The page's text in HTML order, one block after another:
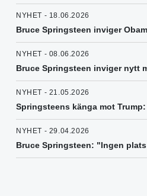
NYHET - 18.06.2026
Bruce Springsteen inviger
NYHET - 08.06.2026
Bruce Springsteen inviger nytt
NYHET - 21.05.2026
Springsteens känga mot
NYHET - 29.04.2026
Bruce Springsteen: "Ingen